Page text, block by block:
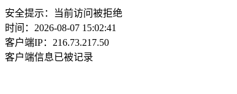
安全提示：当前访问被拒绝
时间：2026-08-07 15:02:41
客户端IP：216.73.217.50
客户端信息已被记录